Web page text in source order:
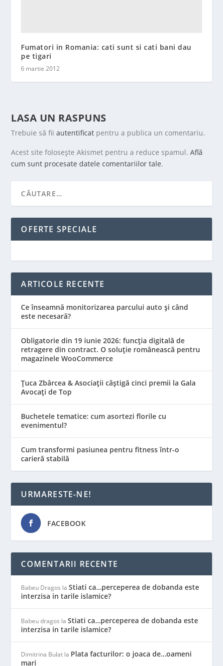
Fumatori in Romania: cati sunt si cati bani dau
pe tigari
6 martie 2012
LASA UN RASPUNS
Trebuie să fiiautentificat pentru a publica un comentariu.
Acest site folosește Akismet pentru a reduce spamul.Află
cum sunt procesate datele comentariilor tale.
OFERTE SPECIALE
ARTICOLE RECENTE
Ce înseamnă monitorizarea parcului auto și când
este necesară?
Obligatorie din 19 iunie 2026: funcția digitală de
retragere din contract. O soluție românească pentru
magazinele WooCommerce
Țuca Zbârcea & Asociații câștigă cinci premii la Gala
Avocați de Top
Buchetele tematice: cum asortezi florile cu
evenimentul?
Cum transformi pasiunea pentru fitness într-o
carieră stabilă
URMARESTE-NE!
FACEBOOK
COMENTARII RECENTE
Babeu Dragos laStiati ca…perceperea de dobanda este
interzisa in tarile islamice?
Babeu dragos laStiati ca…perceperea de dobanda este
interzisa in tarile islamice?
Dimitrina Bulat la Plata facturilor: o joaca de…oameni
mari